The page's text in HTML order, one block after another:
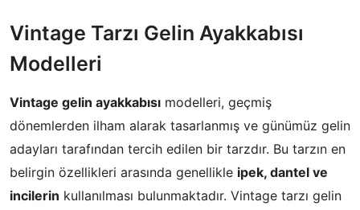
Vintage Tarzı Gelin Ayakkabısı
Modelleri
Vintage gelin ayakkabısı modelleri, geçmiş
dönemlerden ilham alarak tasarlanmış ve günümüz gelin
adayları tarafından tercih edilen bir tarzdır. Bu tarzın en
belirgin özellikleri arasında genellikle ipek, dantel ve
incilerin kullanılması bulunmaktadır. Vintage tarzı gelin